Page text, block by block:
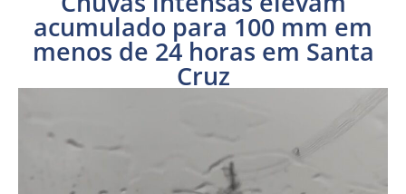
acumulado para 100 mm em
menos de 24 horas em Santa
Cruz